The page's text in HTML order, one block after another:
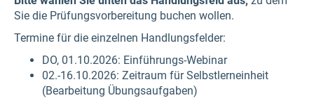
Sie die Prüfungsvorbereitung buchen wollen.
Termine für die einzelnen Handlungsfelder:
DO, 01.10.2026: Einführungs-Webinar
02.-16.10.2026: Zeitraum für Selbstlerneinheit
(Bearbeitung Übungsaufgaben)